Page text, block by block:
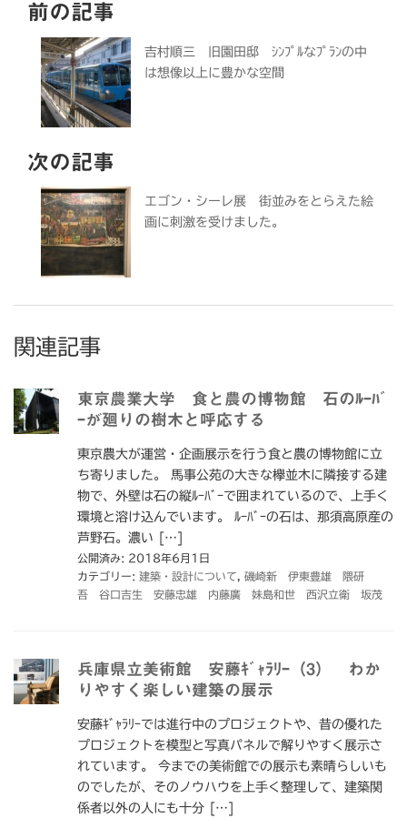
前の記事
吉村順三 旧園田邸 ｼﾝﾌﾟﾙなﾌﾟﾗﾝの中
は想像以上に豊かな空間
次の記事
エゴン・シーレ展 街並みをとらえた絵
画に刺激を受けました。
関連記事
東京農業大学 食と農の博物館 石のﾙｰﾊﾞ
ｰが廻りの樹木と呼応する
東京農大が運営・企画展示を行う食と農の博物館に立
ち寄りました。 馬事公苑の大きな欅並木に隣接する建
物で、外壁は石の縦ﾙｰﾊﾞｰで囲まれているので、上手く
環境と溶け込んでいます。 ﾙｰﾊﾞｰの石は、那須高原産の
芦野石。濃い […]
公開済み: 2018年6月1日
カテゴリー: 建築・設計について
磯崎新 伊東豊雄 隈研
吾 谷口吉生 安藤忠雄 内藤廣 妹島和世 西沢立衛 坂茂
兵庫県立美術館 安藤ｷﾞｬﾗﾘｰ（3） わか
りやすく楽しい建築の展示
安藤ｷﾞｬﾗﾘｰでは進行中のプロジェクトや、昔の優れた
プロジェクトを模型と写真パネルで解りやすく展示さ
れています。 今までの美術館での展示も素晴らしいも
のでしたが、そのノウハウを上手く整理して、建築関
係者以外の人にも十分 […]